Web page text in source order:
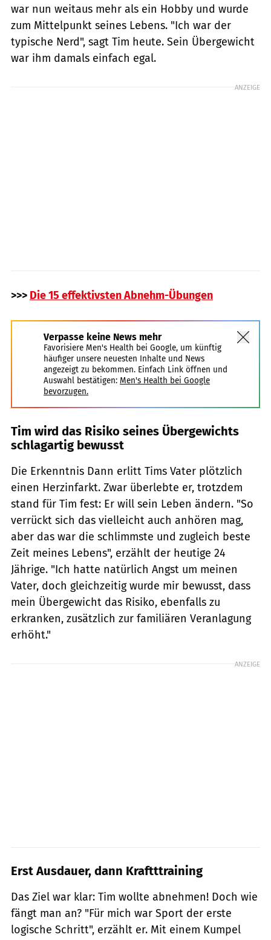
war nun weitaus mehr als ein Hobby und wurde
zum Mittelpunkt seines Lebens. "Ich war der
typische Nerd", sagt Tim heute. Sein Übergewicht
war ihm damals einfach egal.
ANZEIGE
>>> Die 15 effektivsten Abnehm-Übungen
Verpasse keine News mehr
Favorisiere Men's Health bei Google, um künftig
häufiger unsere neuesten Inhalte und News
angezeigt zu bekommen. Einfach Link öffnen und
Auswahl bestätigen: Men's Health bei Google
bevorzugen.
Tim wird das Risiko seines Übergewichts
schlagartig bewusst
Die Erkenntnis Dann erlitt Tims Vater plötzlich
einen Herzinfarkt. Zwar überlebte er, trotzdem
stand für Tim fest: Er will sein Leben ändern. "So
verrückt sich das vielleicht auch anhören mag,
aber das war die schlimmste und zugleich beste
Zeit meines Lebens", erzählt der heutige 24
Jährige. "Ich hatte natürlich Angst um meinen
Vater, doch gleichzeitig wurde mir bewusst, dass
mein Übergewicht das Risiko, ebenfalls zu
erkranken, zusätzlich zur familiären Veranlagung
erhöht."
ANZEIGE
Erst Ausdauer, dann Kraftttraining
Das Ziel war klar: Tim wollte abnehmen! Doch wie
fängt man an? "Für mich war Sport der erste
logische Schritt", erzählt er. Mit einem Kumpel